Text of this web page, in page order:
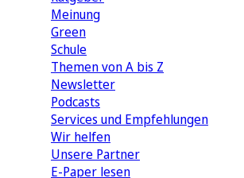
Meinung
Green
Schule
Themen von A bis Z
Newsletter
Podcasts
Services und Empfehlungen
Wir helfen
Unsere Partner
E-Paper lesen